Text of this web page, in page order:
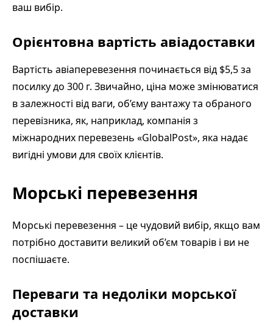
ваш вибір.
Орієнтовна вартість авіадоставки
Вартість авіаперевезення починається від $5,5 за
посилку до 300 г. Звичайно, ціна може змінюватися
в залежності від ваги, об’єму вантажу та обраного
перевізника, як, наприклад, компанія з
міжнародних перевезень «GlobalPost», яка надає
вигідні умови для своїх клієнтів.
Морські перевезення
Морські перевезення – це чудовий вибір, якщо вам
потрібно доставити великий об’єм товарів і ви не
поспішаєте.
Переваги та недоліки морської
доставки